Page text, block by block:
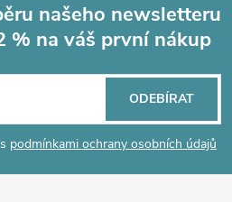
našeho newsletteru
% na váš první nákup
podmínkami ochrany osobních údajů
ODEBÍRAT